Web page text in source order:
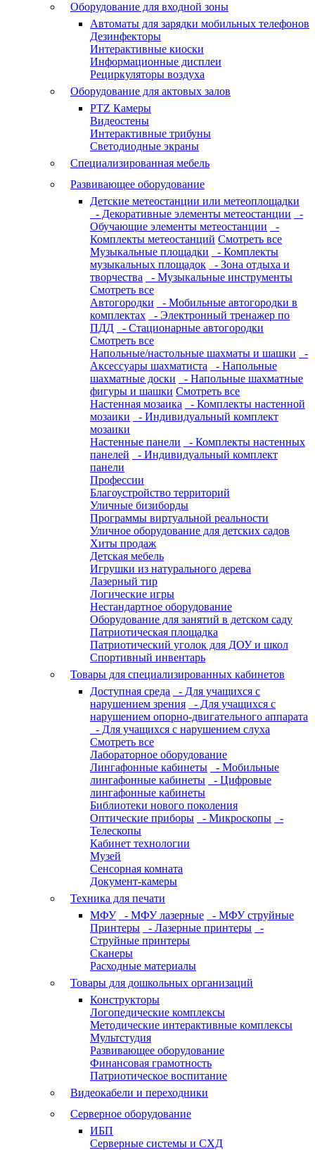
Оборудование для входной зоны
Автоматы для зарядки мобильных телефонов
Дезинфекторы
Интерактивные киоски
Информационные дисплеи
Рециркуляторы воздуха
Оборудование для актовых залов
PTZ Камеры
Видеостены
Интерактивные трибуны
Светодиодные экраны
Специализированная мебель
Развивающее оборудование
Детские метеостанции или метеоплощадки
- Декоративные элементы метеостанции
-
Обучающие элементы метеостанции
-
Комплекты метеостанций Смотреть все
Музыкальные площадки
- Комплекты
музыкальных площадок
- Зона отдыха и
творчества
- Музыкальные инструменты
Смотреть все
Автогородки
- Мобильные автогородки в
комплектах
- Электронный тренажер по
ПДД
- Стационарные автогородки
Смотреть все
Напольные/настольные шахматы и шашки
-
Аксессуары шахматиста
- Напольные
шахматные доски
- Напольные шахматные
фигуры и шашки Смотреть все
Настенная мозаика
- Комплекты настенной
мозаики
- Индивидуальный комплект
мозаики
Настенные панели
- Комплекты настенных
панелей
- Индивидуальный комплект
панели
Профессии
Благоустройство территорий
Уличные бизиборды
Программы виртуальной реальности
Уличное оборудование для детских садов
Хиты продаж
Детская мебель
Игрушки из натурального дерева
Лазерный тир
Логические игры
Нестандартное оборудование
Оборудование для занятий в детском саду
Патриотическая площадка
Патриотический уголок для ДОУ и школ
Спортивный инвентарь
Товары для специализированных кабинетов
Доступная среда
- Для учащихся с
нарушением зрения
- Для учащихся с
нарушением опорно-двигательного аппарата
- Для учащихся с нарушением слуха
Смотреть все
Лабораторное оборудование
Лингафонные кабинеты
- Мобильные
лингафонные кабинеты
- Цифровые
лингафонные кабинеты
Библиотеки нового поколения
Оптические приборы
- Микроскопы
-
Телескопы
Кабинет технологии
Музей
Сенсорная комната
Документ-камеры
Техника для печати
МФУ
- МФУ лазерные
- МФУ струйные
Принтеры
- Лазерные принтеры
-
Струйные принтеры
Сканеры
Расходные материалы
Товары для дошкольных организаций
Конструкторы
Логопедические комплексы
Методические интерактивные комплексы
Мультстудия
Развивающее оборудование
Финансовая грамотность
Патриотическое воспитание
Видеокабели и переходники
Серверное оборудование
ИБП
Серверные системы и СХД